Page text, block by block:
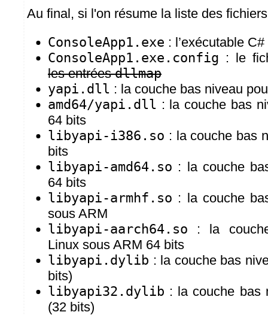
Au final, si l'on résume la liste des
ConsoleApp1.exe : l’exécutable C#
ConsoleApp1.exe.config : le
les entréesdllmap
yapi.dll : la couche bas niveau
amd64/yapi.dll : la couche bas
64 bits
libyapi-i386.so : la couche bas
bits
libyapi-amd64.so : la couche
64 bits
libyapi-armhf.so : la couche
sous ARM
libyapi-aarch64.so : la
Linux sous ARM 64 bits
libyapi.dylib : la couche bas
bits)
libyapi32.dylib : la couche bas
(32 bits)